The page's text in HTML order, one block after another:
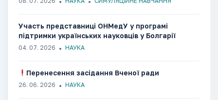
Участь представниці ОНМедУ у програмі
підтримки українських науковців у Болгарії
04. 07. 2026 НАУКА
Перенесення засідання Вченої ради
26. 06. 2026 НАУКА